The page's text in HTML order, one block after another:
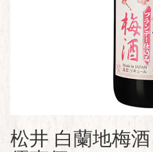
松井 白蘭地梅